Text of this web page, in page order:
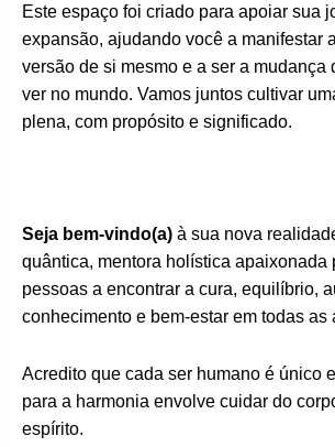
Este espaço foi criado para apoiar sua
expansão, ajudando você a manifestar
versão de si mesmo e a ser a mudança
ver no mundo. Vamos juntos cultivar
plena, com propósito e significado.
Seja bem-vindo(a) à sua nova
quântica, mentora holística apaixonada
pessoas a encontrar a cura, equilíbrio,
conhecimento e bem-estar em todas as
Acredito que cada ser humano é único
para a harmonia envolve cuidar do
espírito.